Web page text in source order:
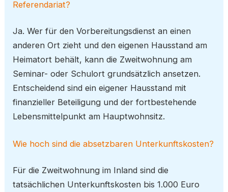
Referendariat?
Ja. Wer für den Vorbereitungsdienst an einen
anderen Ort zieht und den eigenen Hausstand am
Heimatort behält, kann die Zweitwohnung am
Seminar- oder Schulort grundsätzlich ansetzen.
Entscheidend sind ein eigener Hausstand mit
finanzieller Beteiligung und der fortbestehende
Lebensmittelpunkt am Hauptwohnsitz.
Wie hoch sind die absetzbaren Unterkunftskosten?
Für die Zweitwohnung im Inland sind die
tatsächlichen Unterkunftskosten bis 1.000 Euro